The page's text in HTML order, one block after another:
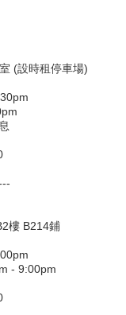
(設時租停車場)
樓 B214鋪
- 9:00pm